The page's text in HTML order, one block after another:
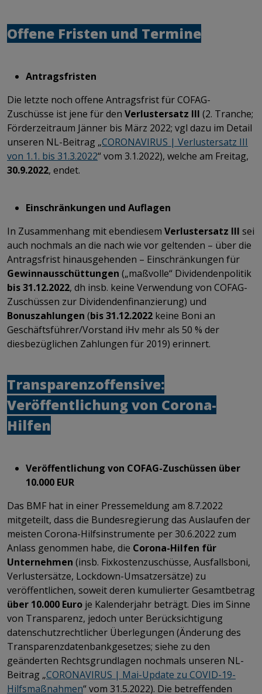
Offene Fristen und Termine
Antragsfristen
Die letzte noch offene Antragsfrist für COFAG-
Zuschüsse ist jene für den Verlustersatz III (2. Tranche;
Förderzeitraum Jänner bis März 2022; vgl dazu im Detail
unseren NL-Beitrag „CORONAVIRUS | Verlustersatz III
von 1.1. bis 31.3.2022“ vom 3.1.2022), welche am Freitag,
30.9.2022, endet.
Einschränkungen und Auflagen
In Zusammenhang mit ebendiesem Verlustersatz III sei
auch nochmals an die nach wie vor geltenden – über die
Antragsfrist hinausgehenden – Einschränkungen für
Gewinnausschüttungen („maßvolle“ Dividendenpolitik
bis 31.12.2022, dh insb. keine Verwendung von COFAG-
Zuschüssen zur Dividendenfinanzierung) und
Bonuszahlungen (bis 31.12.2022 keine Boni an
Geschäftsführer/Vorstand iHv mehr als 50 % der
diesbezüglichen Zahlungen für 2019) erinnert.
Transparenzoffensive:
Veröffentlichung von Corona-
Hilfen
Veröffentlichung von COFAG-Zuschüssen über
10.000 EUR
Das BMF hat in einer Pressemeldung am 8.7.2022
mitgeteilt, dass die Bundesregierung das Auslaufen der
meisten Corona-Hilfsinstrumente per 30.6.2022 zum
Anlass genommen habe, die Corona-Hilfen für
Unternehmen (insb. Fixkostenzuschüsse, Ausfallsboni,
Verlustersätze, Lockdown-Umsatzersätze) zu
veröffentlichen, soweit deren kumulierter Gesamtbetrag
über 10.000 Euro je Kalenderjahr beträgt. Dies im Sinne
von Transparenz, jedoch unter Berücksichtigung
datenschutzrechtlicher Überlegungen (Änderung des
Transparenzdatenbankgesetzes; siehe zu den
geänderten Rechtsgrundlagen nochmals unseren NL-
Beitrag „CORONAVIRUS | Mai-Update zu COVID-19-
Hilfsmaßnahmen“ vom 31.5.2022). Die betreffenden